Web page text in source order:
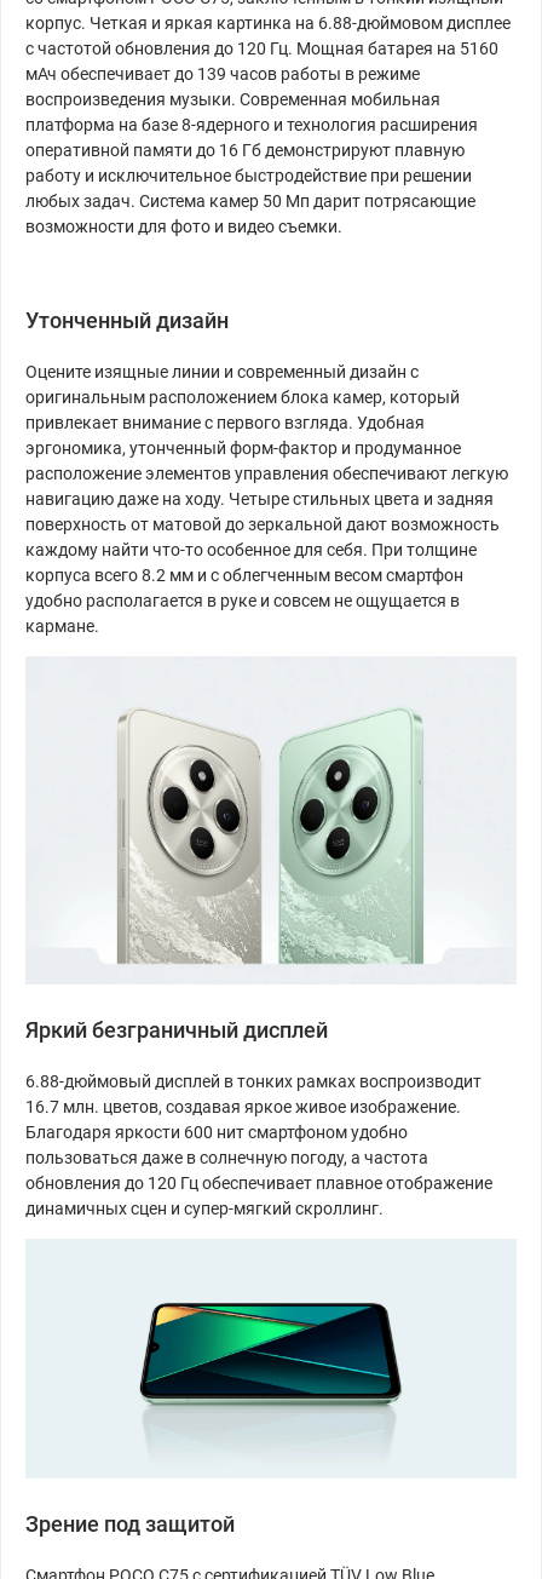
корпус. Четкая и яркая картинка на 6.88-дюймовом дисплее
с частотой обновления до 120 Гц. Мощная батарея на 5160
мАч обеспечивает до 139 часов работы в режиме
воспроизведения музыки. Современная мобильная
платформа на базе 8-ядерного и технология расширения
оперативной памяти до 16 Гб демонстрируют плавную
работу и исключительное быстродействие при решении
любых задач. Система камер 50 Мп дарит потрясающие
возможности для фото и видео съемки.
Утонченный дизайн
Оцените изящные линии и современный дизайн с
оригинальным расположением блока камер, который
привлекает внимание с первого взгляда. Удобная
эргономика, утонченный форм-фактор и продуманное
расположение элементов управления обеспечивают легкую
навигацию даже на ходу. Четыре стильных цвета и задняя
поверхность от матовой до зеркальной дают возможность
каждому найти что-то особенное для себя. При толщине
корпуса всего 8.2 мм и с облегченным весом смартфон
удобно располагается в руке и совсем не ощущается в
кармане.
Яркий безграничный дисплей
6.88-дюймовый дисплей в тонких рамках воспроизводит
16.7 млн. цветов, создавая яркое живое изображение.
Благодаря яркости 600 нит смартфоном удобно
пользоваться даже в солнечную погоду, а частота
обновления до 120 Гц обеспечивает плавное отображение
динамичных сцен и супер-мягкий скроллинг.
Зрение под защитой